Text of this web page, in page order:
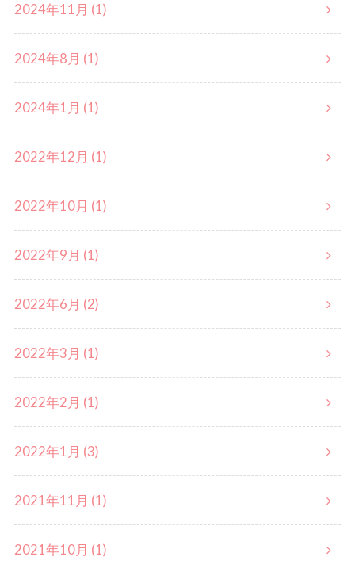
2024年11月 (1)
2024年8月 (1)
2024年1月 (1)
2022年12月 (1)
2022年10月 (1)
2022年9月 (1)
2022年6月 (2)
2022年3月 (1)
2022年2月 (1)
2022年1月 (3)
2021年11月 (1)
2021年10月 (1)